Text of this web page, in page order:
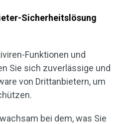
Sicherheitslösung
Funktionen und
Sie sich zuverlässige und
von Drittanbietern, um
bei dem, was Sie